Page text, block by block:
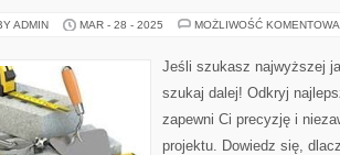
ADMIN MAR - 28 - 2025 MOŻLIWOŚĆ
Jeśli szukasz najwyższej
szukaj dalej! Odkryj
zapewni Ci precyzję i
projektu. Dowiedz się,